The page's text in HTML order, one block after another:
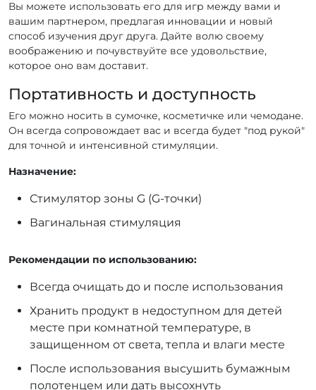
Вы можете использовать его для игр между вами и
вашим партнером, предлагая инновации и новый
способ изучения друг друга. Дайте волю своему
воображению и почувствуйте все удовольствие,
которое оно вам доставит.
Портативность и доступность
Его можно носить в сумочке, косметичке или чемодане.
Он всегда сопровождает вас и всегда будет "под рукой"
для точной и интенсивной стимуляции.
Назначение:
Стимулятор зоны G (G-точки)
Вагинальная стимуляция
Рекомендации по использованию:
Всегда очищать до и после использования
Хранить продукт в недоступном для детей
месте при комнатной температуре, в
защищенном от света, тепла и влаги месте
После использования высушить бумажным
полотенцем или дать высохнуть